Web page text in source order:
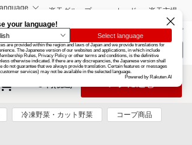
楽天グループ カード 楽天市場
お知らせ ヘルプ
楽天会員登録 ログイン
0円(税込)
冷凍野菜・カット野菜 コープ商品